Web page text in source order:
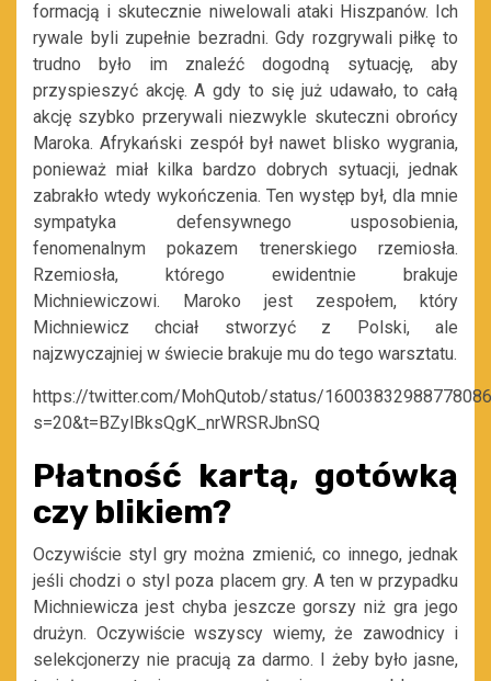
formacją i skutecznie niwelowali ataki Hiszpanów. Ich
rywale byli zupełnie bezradni. Gdy rozgrywali piłkę to
trudno było im znaleźć dogodną sytuację, aby
przyspieszyć akcję. A gdy to się już udawało, to całą
akcję szybko przerywali niezwykle skuteczni obrońcy
Maroka. Afrykański zespół był nawet blisko wygrania,
ponieważ miał kilka bardzo dobrych sytuacji, jednak
zabrakło wtedy wykończenia. Ten występ był, dla mnie
sympatyka defensywnego usposobienia,
fenomenalnym pokazem trenerskiego rzemiosła.
Rzemiosła, którego ewidentnie brakuje
Michniewiczowi. Maroko jest zespołem, który
Michniewicz chciał stworzyć z Polski, ale
najzwyczajniej w świecie brakuje mu do tego warsztatu.
https://twitter.com/MohQutob/status/
s=20&t=BZylBksQgK_nrWRSRJbnSQ
Płatność kartą, gotówką
czy blikiem?
Oczywiście styl gry można zmienić, co innego, jednak
jeśli chodzi o styl poza placem gry. A ten w przypadku
Michniewicza jest chyba jeszcze gorszy niż gra jego
drużyn. Oczywiście wszyscy wiemy, że zawodnicy i
selekcjonerzy nie pracują za darmo. I żeby było jasne,